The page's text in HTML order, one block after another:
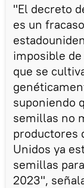
"El decreto
es un
imposible
que se
suponiendo
semillas no
productores
Unidos ya
semillas
2023",